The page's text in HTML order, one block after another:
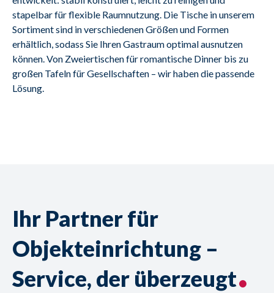
stapelbar für flexible Raumnutzung. Die Tische in unserem
Sortiment sind in verschiedenen Größen und Formen
erhältlich, sodass Sie Ihren Gastraum optimal ausnutzen
können. Von Zweiertischen für romantische Dinner bis zu
großen Tafeln für Gesellschaften – wir haben die passende
Lösung.
Ihr Partner für
Objekteinrichtung –
Service, der überzeugt